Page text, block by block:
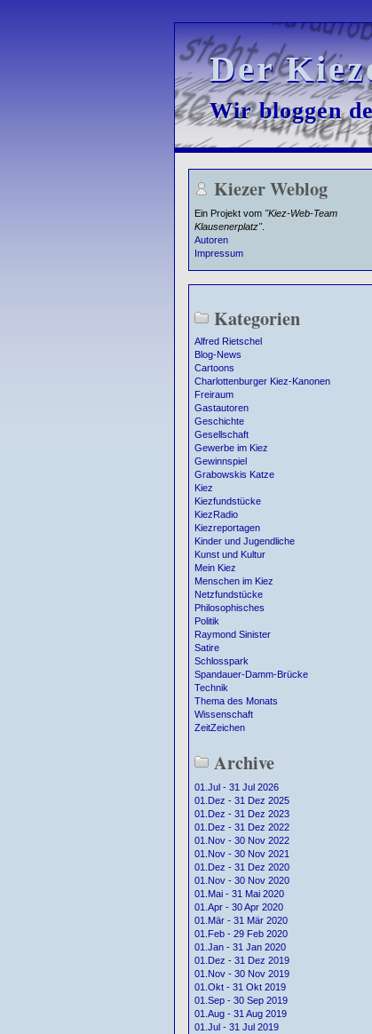
Der
Der
Wir bloggen
Wir bloggen
Kiezer Weblog
Ein Projekt vom "Kiez-Web-Team
Klausenerplatz".
Autoren
Impressum
Kategorien
Alfred Rietschel
Blog-News
Cartoons
Charlottenburger Kiez-Kanonen
Freiraum
Gastautoren
Geschichte
Gesellschaft
Gewerbe im Kiez
Gewinnspiel
Grabowskis Katze
Kiez
Kiezfundstücke
KiezRadio
Kiezreportagen
Kinder und Jugendliche
Kunst und Kultur
Mein Kiez
Menschen im Kiez
Netzfundstücke
Philosophisches
Politik
Raymond Sinister
Satire
Schlosspark
Spandauer-Damm-Brücke
Technik
Thema des Monats
Wissenschaft
ZeitZeichen
Archive
01.Jul - 31 Jul 2026
01.Dez - 31 Dez 2025
01.Dez - 31 Dez 2023
01.Dez - 31 Dez 2022
01.Nov - 30 Nov 2022
01.Nov - 30 Nov 2021
01.Dez - 31 Dez 2020
01.Nov - 30 Nov 2020
01.Mai - 31 Mai 2020
01.Apr - 30 Apr 2020
01.Mär - 31 Mär 2020
01.Feb - 29 Feb 2020
01.Jan - 31 Jan 2020
01.Dez - 31 Dez 2019
01.Nov - 30 Nov 2019
01.Okt - 31 Okt 2019
01.Sep - 30 Sep 2019
01.Aug - 31 Aug 2019
01.Jul - 31 Jul 2019